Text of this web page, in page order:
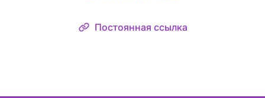
Постоянная ссылка